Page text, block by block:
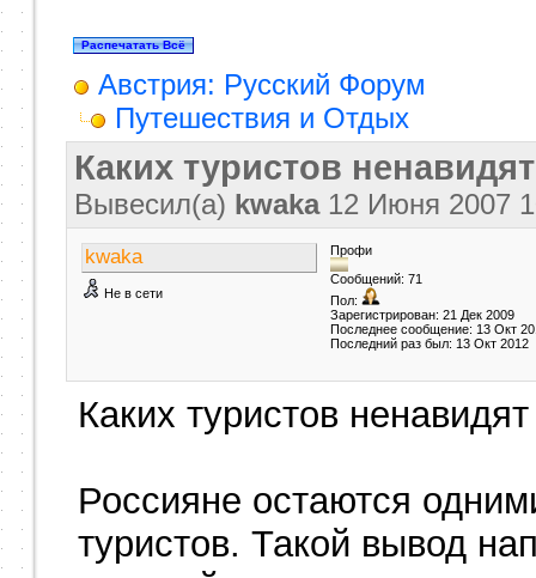
Австрия: Русский Форум
Путешествия и Отдых
Каких туристов
Вывесил(a) kwaka12 Июня 2007
kwaka
Не в сети
Профи
Сообщений: 71
Пол:
Зарегистрирован: 21 Дек 2009
Последнее сообщение: 13 Окт
Последний раз был: 13 Окт 2012
Каких туристов
Россияне остаются
туристов. Такой вывод